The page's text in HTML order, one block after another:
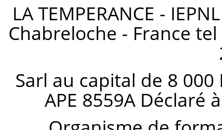
LA TEMPERANCE -
Chabreloche - France
Sarl au capital de 8 000
APE 8559A Déclaré